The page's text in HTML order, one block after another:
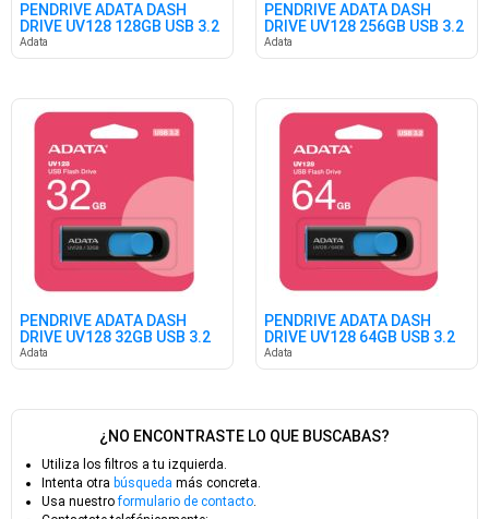
PENDRIVE ADATA DASH
DRIVE UV128 128GB USB 3.2
Adata
PENDRIVE ADATA DASH
DRIVE UV128 256GB USB 3.2
Adata
PENDRIVE ADATA DASH
DRIVE UV128 32GB USB 3.2
Adata
PENDRIVE ADATA DASH
DRIVE UV128 64GB USB 3.2
Adata
¿NO ENCONTRASTE LO QUE BUSCABAS?
Utiliza los filtros a tu izquierda.
Intenta otra búsqueda más concreta.
Usa nuestroformulario de contacto.